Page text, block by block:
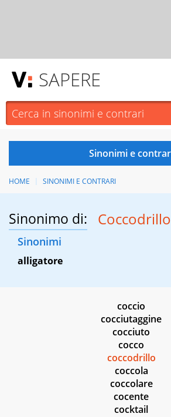
SAPERE
HOME SINONIMI E CONTRARI
Sinonimo di: Coccodrillo
Sinonimi
alligatore
coccio
cocciutaggine
cocciuto
cocco
coccodrillo
coccola
coccolare
cocente
cocktail